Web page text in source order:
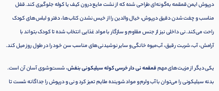
درپوش ایمن قمقمه به‌گونه‌ای طراحی شده که از نشت مایع درون کیف یا کوله جلوگیری کند. قفل
مناسب و چفت شدن دقیق درپوش، خیال والدین را از خیس نشدن کتاب‌ها، دفتر و لباس‌های کودک
راحت می‌کند. نی داخلی نیز از جنس مقاوم و سازگار با مواد غذایی انتخاب شده تا کودک بتواند با
آرامش، آب، شربت رقیق، آب‌میوه خانگی و سایر نوشیدنی‌های مناسب سن خود را در طول روز میل کند.
یکی دیگر از مزیت‌های مهمقمقمه نی دار خرسی کوله سیلیکونی بنفش، شست‌وشوی آسان آن است.
بدنه سیلیکونی را می‌توان با آب ولرم و مواد شوینده ملایم تمیز کرد و نی و درپوش را جداگانه شست تا